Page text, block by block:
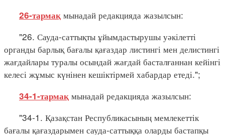
26-тармақ мынадай редакцияда жазылсын:
"26. Сауда-саттықты ұйымдастырушы уәкілетті
органды барлық бағалы қағаздар листингі мен делистингі
жағдайлары туралы осындай жағдай басталғаннан кейінгі
келесі жұмыс күнінен кешіктірмей хабардар етеді.";
34-1-тармақ мынадай редакцияда жазылсын:
"34-1. Қазақстан Республикасының мемлекеттік
бағалы қағаздарымен сауда-саттыққа оларды бастапқы